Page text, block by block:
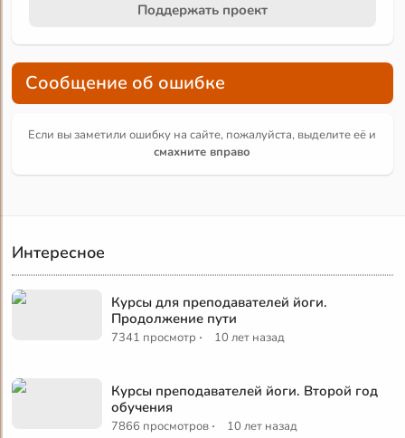
Поддержать проект
Сообщение об ошибке
Если вы заметили ошибку на сайте, пожалуйста, выделите её и
смахните вправо
Интересное
Курсы для преподавателей йоги.
Продолжение пути
7341 просмотр · 10 лет назад
Курсы преподавателей йоги. Второй год
обучения
7866 просмотров · 10 лет назад